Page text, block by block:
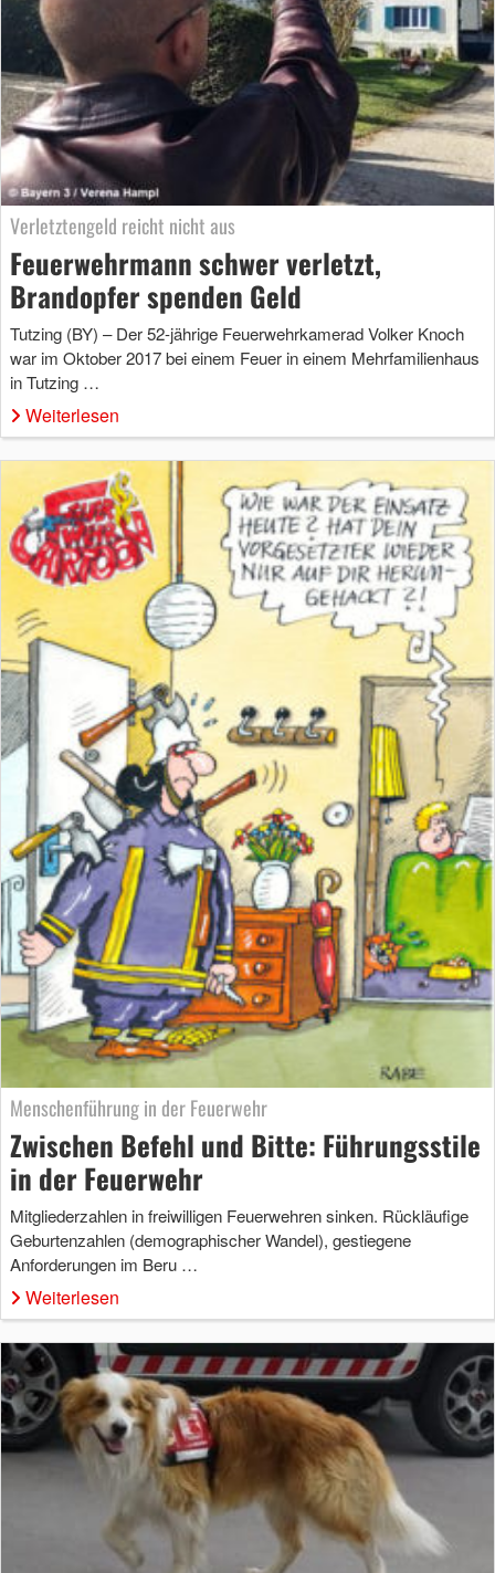
Verletztengeld reicht nicht aus
Feuerwehrmann schwer verletzt,
Brandopfer spenden Geld
Tutzing (BY) – Der 52-jährige Feuerwehrkamerad Volker Knoch
war im Oktober 2017 bei einem Feuer in einem Mehrfamilienhaus
in Tutzing …
Weiterlesen
Menschenführung in der Feuerwehr
Zwischen Befehl und Bitte: Führungsstile
in der Feuerwehr
Mitgliederzahlen in freiwilligen Feuerwehren sinken. Rückläufige
Geburtenzahlen (demographischer Wandel), gestiegene
Anforderungen im Beru …
Weiterlesen